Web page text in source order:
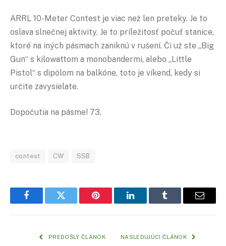
ARRL 10-Meter Contest je viac než len preteky. Je to
oslava slnečnej aktivity. Je to príležitosť počuť stanice,
ktoré na iných pásmach zaniknú v rušení. Či už ste „Big
Gun“ s kilowattom a monobandermi, alebo „Little
Pistol“ s dipólom na balkóne, toto je víkend, kedy si
určite zavysielate.
Dopočutia na pásme! 73.
contest CW SSB
FacebookTwitter Pinterest LinkedInTumblr Email
PREDOŠLÝ ČLÁNOK NASLEDUJÚCI ČLÁNOK